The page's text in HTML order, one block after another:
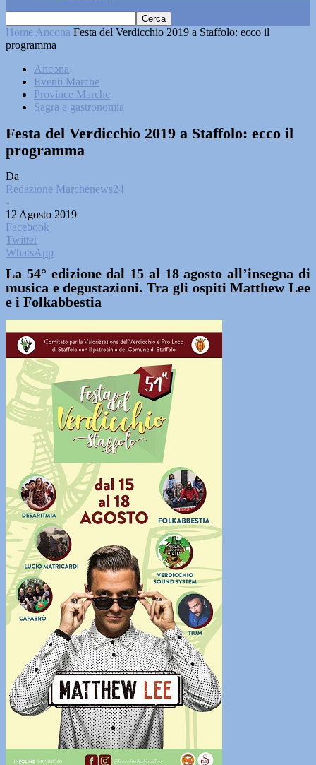
Home Ancona Festa del Verdicchio 2019 a Staffolo: ecco il
programma
Ancona
Eventi Marche
Province Marche
Sagra e gastronomia
Festa del Verdicchio 2019 a Staffolo: ecco il
programma
Da
Redazione Marchenews24
-
12 Agosto 2019
Facebook
Twitter
WhatsApp
La 54° edizione dal 15 al 18 agosto all’insegna di
musica e degustazioni. Tra gli ospiti Matthew Lee
e i Folkabbestia